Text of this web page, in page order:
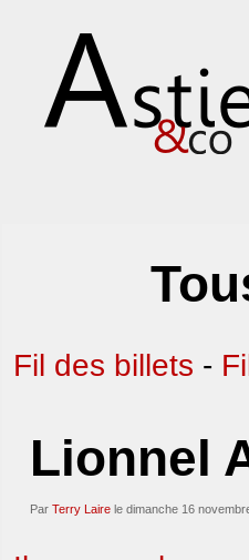
Fil des billets -
Lionnel
Par Terry Laire le dimanche 16